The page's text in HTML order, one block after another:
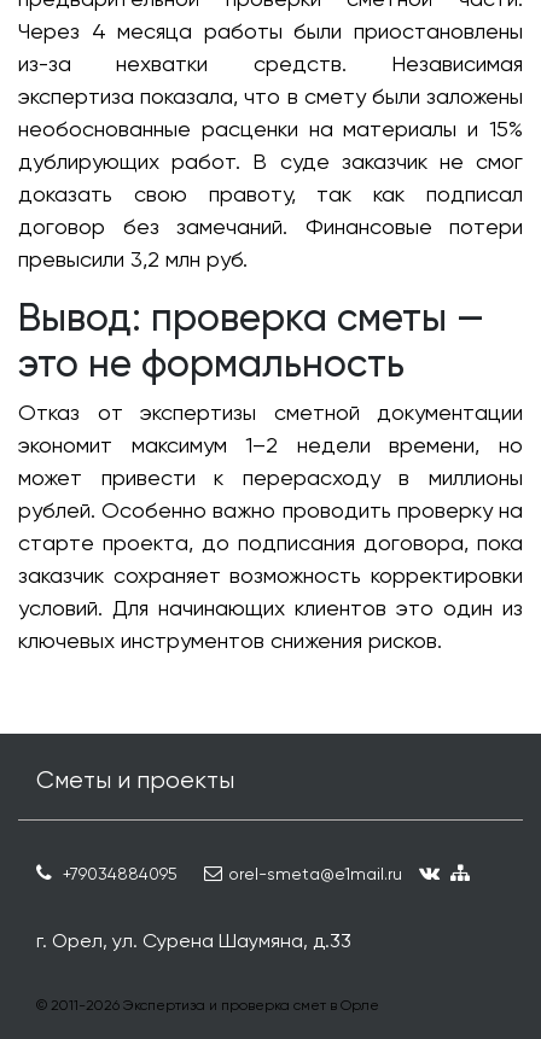
Через 4 месяца работы были приостановлены
из-за нехватки средств. Независимая
экспертиза показала, что в смету были заложены
необоснованные расценки на материалы и 15%
дублирующих работ. В суде заказчик не смог
доказать свою правоту, так как подписал
договор без замечаний. Финансовые потери
превысили 3,2 млн руб.
Вывод: проверка сметы —
это не формальность
Отказ от экспертизы сметной документации
экономит максимум 1–2 недели времени, но
может привести к перерасходу в миллионы
рублей. Особенно важно проводить проверку на
старте проекта, до подписания договора, пока
заказчик сохраняет возможность корректировки
условий. Для начинающих клиентов это один из
ключевых инструментов снижения рисков.
Сметы и проекты
+79034884095 orel-smeta@e1mail.ru
г. Орел, ул. Сурена Шаумяна, д.33
© 2011-2026 Экспертиза и проверка смет в Орле